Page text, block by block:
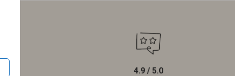
4.9 / 5.0